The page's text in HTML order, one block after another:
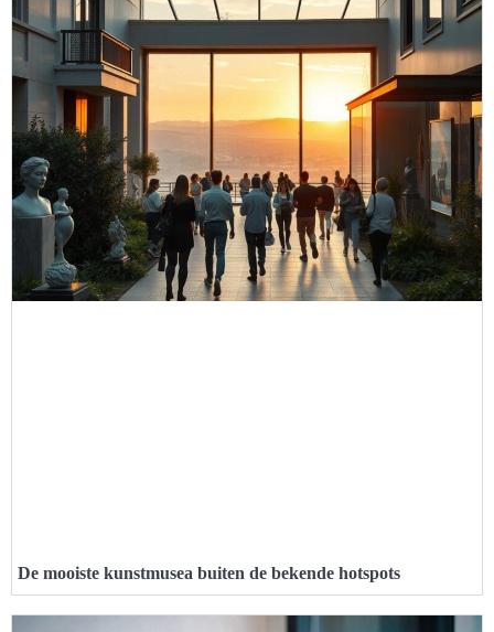
De mooiste kunstmusea buiten de bekende hotspots